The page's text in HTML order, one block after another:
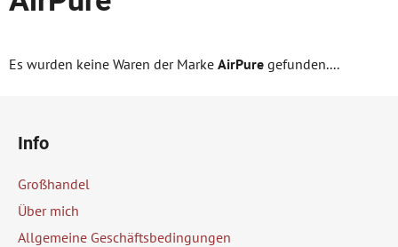
Es wurden keine Waren der Marke AirPure gefunden....
Info
Großhandel
Über mich
Allgemeine Geschäftsbedingungen